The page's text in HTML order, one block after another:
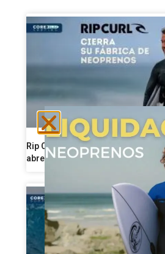
Rip Curl reorganiza su producción
abre una nueva etapa industrial